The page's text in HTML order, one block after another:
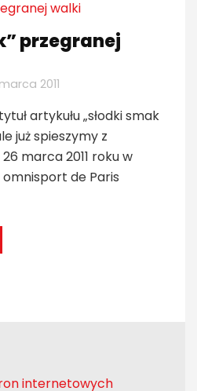
przegranej
2011
artykułu „słodki smak
już spieszymy z
marca 2011 roku w
omnisport de Paris